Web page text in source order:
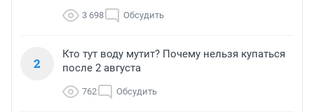
3 698 Обсудить
2
Кто тут воду мутит? Почему нельзя купаться
после 2 августа
762 Обсудить